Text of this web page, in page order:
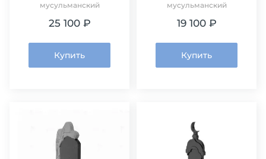
мусульманский
25 100 ₽
Купить
мусульманский
19 100 ₽
Купить